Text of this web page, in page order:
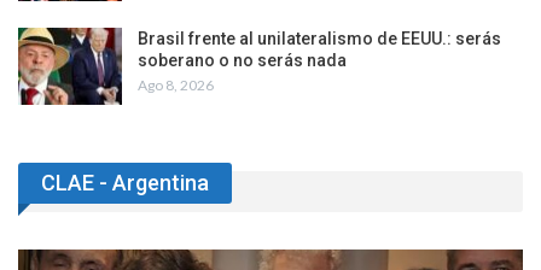
Brasil frente al unilateralismo de EEUU.: serás
soberano o no serás nada
Ago 8, 2026
CLAE - Argentina